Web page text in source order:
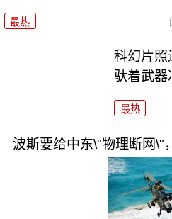
最热
科幻片照
驮着武器
最热
波斯要给中东\"物理断网\"